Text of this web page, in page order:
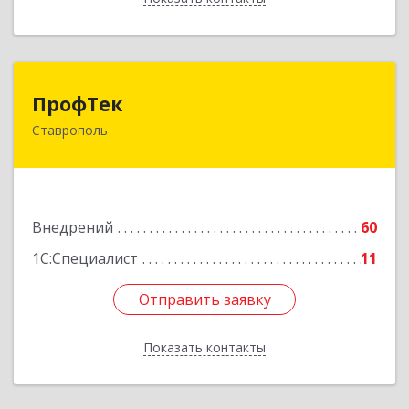
ПрофТек
Ставрополь
Внедрений
60
1С:Специалист
11
Отправить заявку
Показать контакты
355000, Ставропольский край, Ставрополь г,
Отправить заявку
Назад